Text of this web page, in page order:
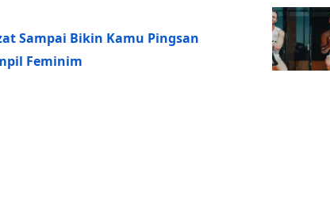
Sampai Bikin Kamu Pingsan
Feminim